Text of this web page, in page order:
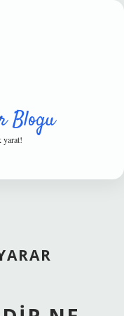
Blogu
yarat!